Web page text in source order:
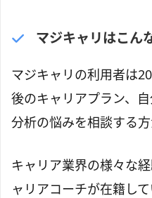
マジキャリはこん
マジキャリの利用者は
後のキャリアプラン、
分析の悩みを相談する方
キャリア業界の様々な
ャリアコーチが在籍して